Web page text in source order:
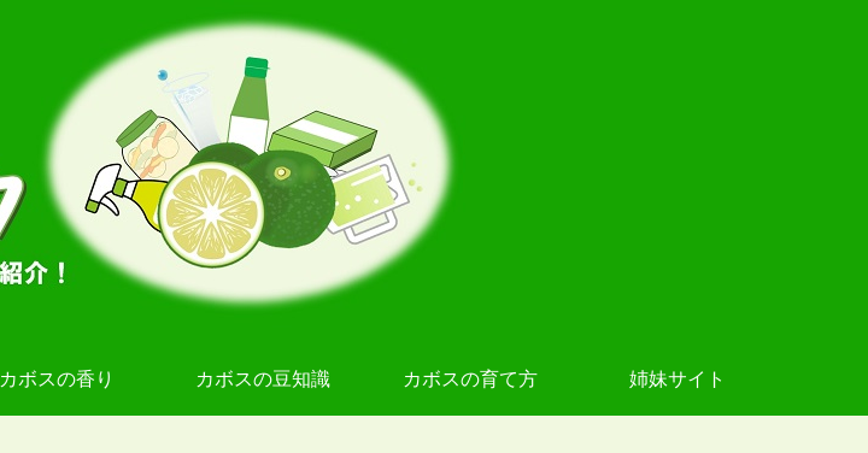
カボスの香り カボスの豆知識 カボスの育て方 姉妹サイト